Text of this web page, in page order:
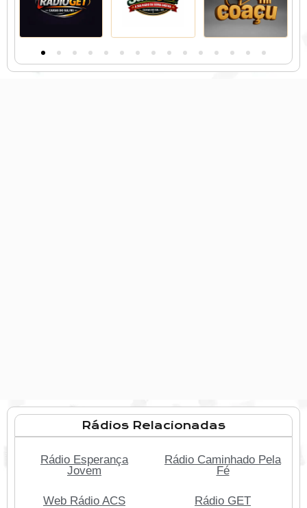
Rádios Relacionadas
Rádio Esperança
Jovem
Rádio Caminhado Pela
Fé
Web Rádio ACS Rádio GET